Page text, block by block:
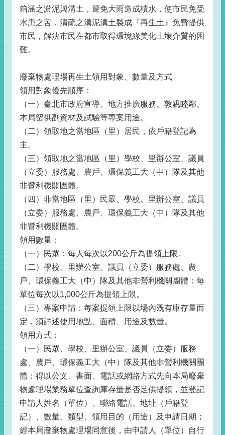
箱涵之淤泥與溝土，避免大雨造成積水，使市民免受
水患之苦，清疏之溝泥溝土製成『再生土』免費提供
市民，解決市民在都市取得環境綠美化土壤介質的困
難。
廢棄物處理場再生土領用對象、數量及方式
領用對象優先順序：
（一）臺北市政府宣導、地方推廣服務、敦親睦鄰、
本局留供副資材及試驗等專案用途。
（二）領取地之當地區（里）居民，依戶籍登記為
主。
（三）領取地之當地區（里）學校、里辦公室、議員
（立委）服務處、農戶、環保義工大（中）隊及其他
非營利機關團體。
（四）非當地區（里）民眾、學校、里辦公室、議員
（立委）服務處、農戶、環保義工大（中）隊及其他
非營利機關團體。
領用數量：
（一）民眾：每人每次以200公斤為提領上限。
（二）學校、里辦公室、議員（立委）服務處、農
戶、環保義工大（中）隊及其他非營利機關團體：每
單位每次以1,000公斤為提領上限。
（三）專案申請：每案提領上限以場內既有庫存量而
定，須詳述使用地點、面積、用途及數量。
領用方式：
（一）民眾、學校、里辦公室、議員（立委）服務
處、農戶、環保義工大（中）隊及其他非營利機關團
體：得以公文、書面、電話或網路方式先向本局廢棄
物處理場業務單位查詢庫存量是否足供提領，並登記
申請人姓名（單位）、聯絡電話、地址（戶籍登
記）、數量、類型、領用目的（用途）及申請日期；
經本局廢棄物處理場同意後，由申請人（單位）自行